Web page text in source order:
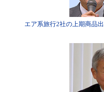
エア系旅行2社の上期商品